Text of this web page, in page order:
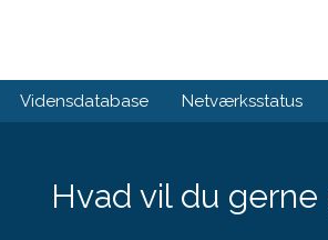
Vidensdatabase Netværksstatus
Hvad vil du gerne